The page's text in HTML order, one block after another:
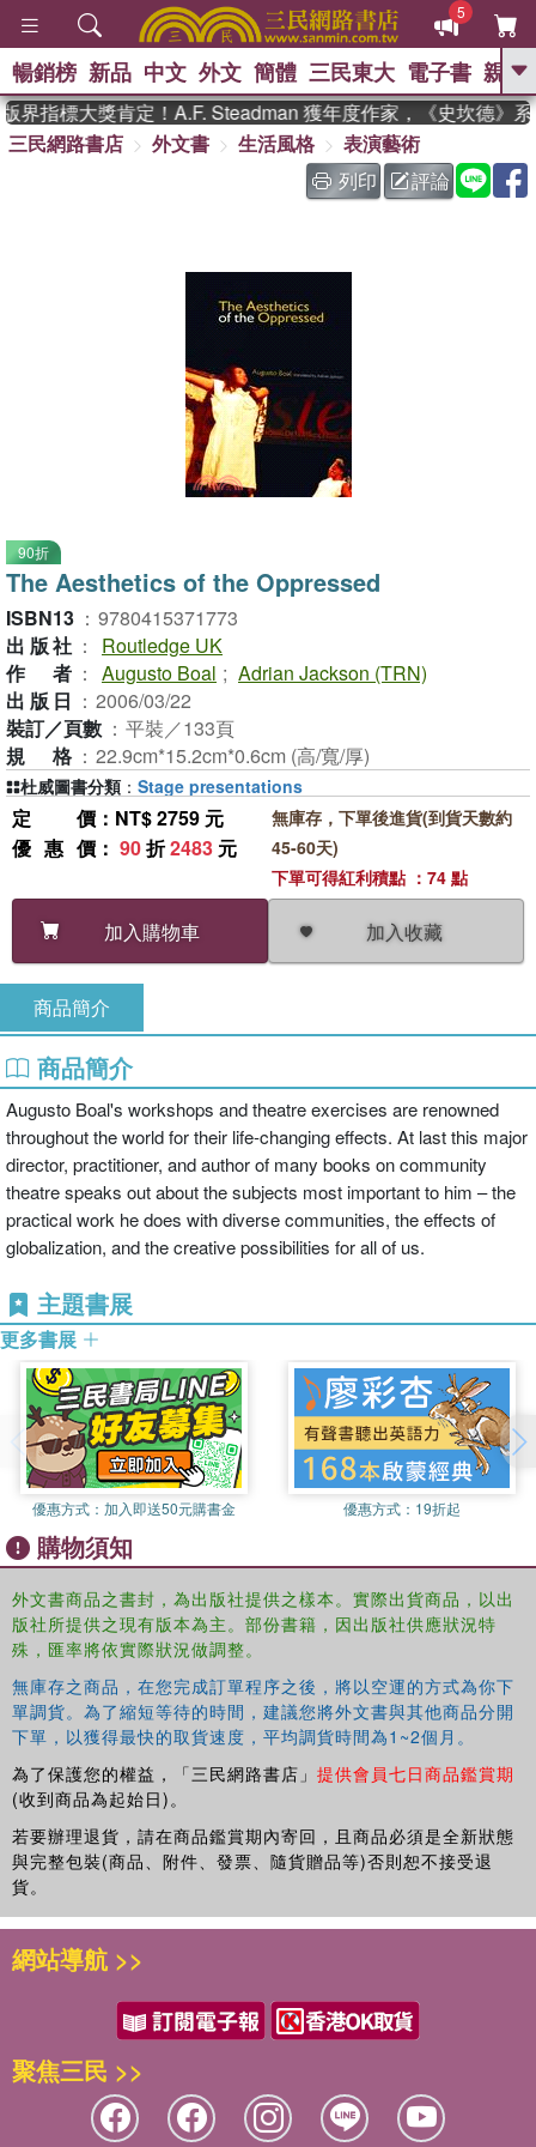
5
GO
熱搜： 東野圭吾 、 The Odyssey
、 如果歷史是一群喵 、 暑期
國際布克獎 臺灣漫遊錄 、 方
暢銷榜 新品 中文 外文 簡體 三民東大 電子書 親子
界指標大獎肯定！A.F. Steadman 獲年度作家，《史坎德》系
三民網路書店
外文書 生活風格
表演藝術
列印
評論
90折
The Aesthetics of the Oppressed
ISBN13 ： 9780415371773
出版社 ：
Routledge UK
作者 ： Augusto Boal ; Adrian Jackson (TRN)
出版日 ： 2006/03/22
裝訂／頁數 ： 平裝／133頁
規格 ： 22.9cm*15.2cm*0.6cm (高/寬/厚)
定價 ：NT$ 2759 元
優惠價 ： 90折2483 元
加入購物車 加入收藏
無庫存，下單後進貨(到貨天數約
45-60天)
下單可得紅利積點 ：74 點
杜威圖書分類 ： Stage presentations
商品簡介
商品簡介
Augusto Boal's workshops and theatre exercises are renowned
throughout the world for their life-changing effects. At last this major
director, practitioner, and author of many books on community
theatre speaks out about the subjects most important to him – the
practical work he does with diverse communities, the effects of
globalization, and the creative possibilities for all of us.
主題書展
更多書展
優惠方式： 加入即送50元購書金 優惠方式： 19折起
購物須知
外文書商品之書封，為出版社提供之樣本。實際出貨商品，以出
版社所提供之現有版本為主。部份書籍，因出版社供應狀況特
殊，匯率將依實際狀況做調整。
無庫存之商品，在您完成訂單程序之後，將以空運的方式為你下
單調貨。為了縮短等待的時間，建議您將外文書與其他商品分開
下單，以獲得最快的取貨速度，平均調貨時間為1~2個月。
為了保護您的權益，「三民網路書店」 提供會員七日商品鑑賞期
(收到商品為起始日)。
若要辦理退貨，請在商品鑑賞期內寄回，且商品必須是全新狀態
與完整包裝(商品、附件、發票、隨貨贈品等)否則恕不接受退
貨。
網站導航 >>
聚焦三民 >>